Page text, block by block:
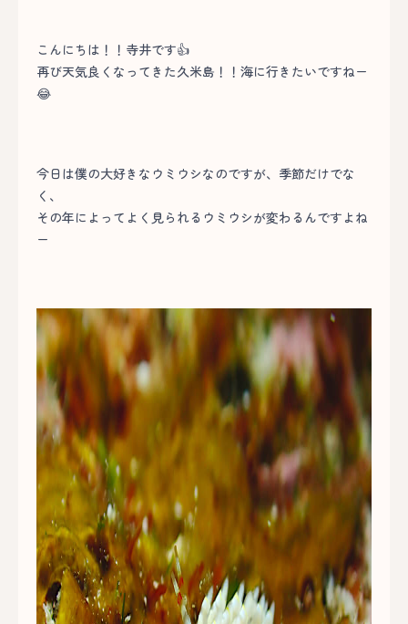
こんにちは！！寺井です👍
再び天気良くなってきた久米島！！海に行きたいですねー
😂
今日は僕の大好きなウミウシなのですが、季節だけでな
く、
その年によってよく見られるウミウシが変わるんですよね
ー